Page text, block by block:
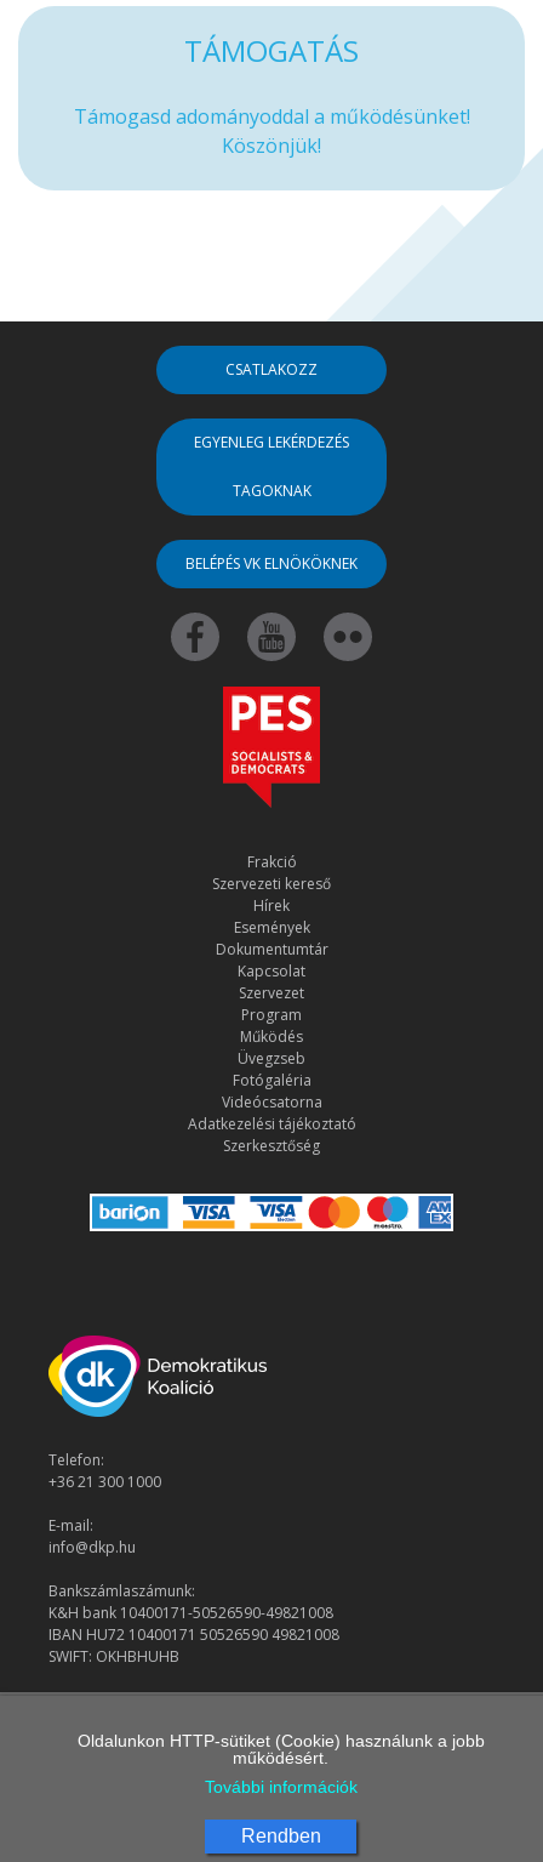
TÁMOGATÁS
Támogasd adományoddal a működésünket!
Köszönjük!
CSATLAKOZZ
EGYENLEG LEKÉRDEZÉS
TAGOKNAK
BELÉPÉS VK ELNÖKÖKNEK
Frakció
Szervezeti kereső
Hírek
Események
Dokumentumtár
Kapcsolat
Szervezet
Program
Működés
Üvegzseb
Fotógaléria
Videócsatorna
Adatkezelési tájékoztató
Szerkesztőség
Telefon:
+36 21 300 1000
E-mail:
info@dkp.hu
Bankszámlaszámunk:
K&H bank 10400171-50526590-49821008
IBAN HU72 10400171 50526590 49821008
SWIFT: OKHBHUHB
Oldalunkon HTTP-sütiket (Cookie) használunk a jobb
működésért.
További információk